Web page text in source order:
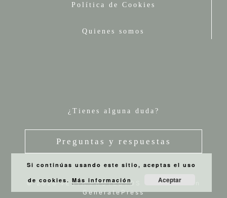
Política de Cookies
Quienes somos
¿Tienes alguna duda?
Preguntas y respuestas
© 2026 VESTA PROYECTOS
• Creado con
GeneratePress
Si continúas usando este sitio, aceptas el uso
de cookies.Más información Aceptar